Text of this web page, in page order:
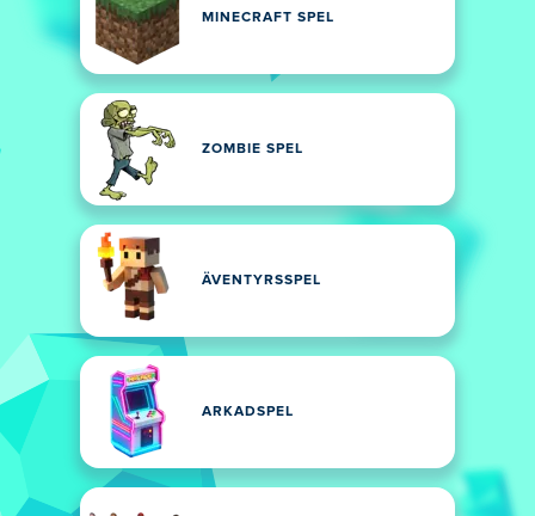
MINECRAFT SPEL
ZOMBIE SPEL
ÄVENTYRSSPEL
ARKADSPEL